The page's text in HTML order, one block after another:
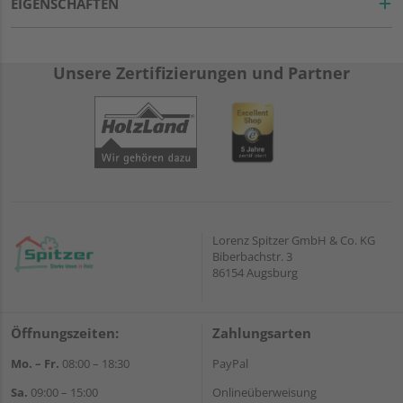
Unsere Zertifizierungen und Partner
Lorenz Spitzer GmbH & Co. KG
Biberbachstr. 3
86154 Augsburg
Öffnungszeiten:
Mo. – Fr. 08:00 – 18:30
Sa. 09:00 – 15:00
Zahlungsarten
PayPal
Onlineüberweisung